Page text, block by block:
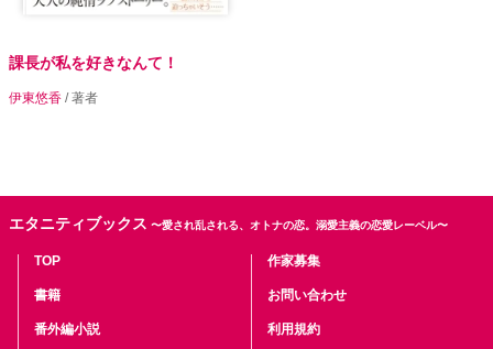
課長が私を好きなんて！
伊東悠香 / 著者
エタニティブックス 〜愛され乱される、オトナの恋。溺愛主義の恋愛レーベル〜
TOP
書籍
番外編小説
作家募集
お問い合わせ
利用規約